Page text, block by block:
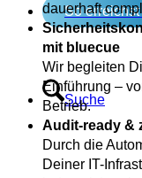
So
Suche
dauerhaft
mit bluecue
Wir begleiten
Einführung –
Betrieb.
Audit-ready &
Durch die
Deiner IT-